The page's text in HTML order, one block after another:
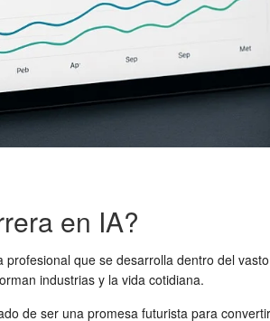
en IA?
profesional que se desarrolla dentro del
industrias y la vida cotidiana.
de ser una promesa futurista para